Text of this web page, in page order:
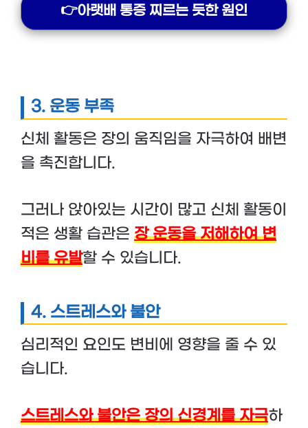
👉아랫배 통증 찌르는 듯한 원인
3. 운동 부족
신체 활동은 장의 움직임을 자극하여 배변
을 촉진합니다.
그러나 앉아있는 시간이 많고 신체 활동이
적은 생활 습관은 장 운동을 저해하여 변
비를 유발할 수 있습니다.
4. 스트레스와 불안
심리적인 요인도 변비에 영향을 줄 수 있
습니다.
스트레스와 불안은 장의 신경계를 자극하